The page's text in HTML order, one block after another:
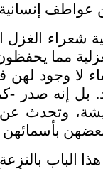
عواطف إنسانية
شعراء الغزل
مما
لا وجود لهن
بل إنه صدر
وتحدث عن
بأسمائهن
الباب بالنزعة